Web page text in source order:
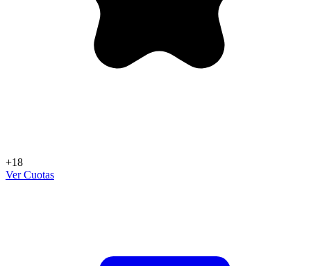
+18
Ver Cuotas